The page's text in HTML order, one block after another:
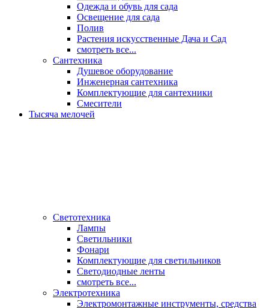
Одежда и обувь для сада
Освещение для сада
Полив
Растения искусственные Дача и Сад
смотреть все...
Сантехника
Душевое оборудование
Инженерная сантехника
Комплектующие для сантехники
Смесители
Тысяча мелочей
Светотехника
Лампы
Светильники
Фонари
Комплектующие для светильников
Светодиодные ленты
смотреть все...
Электротехника
Электромонтажные инструменты, средства